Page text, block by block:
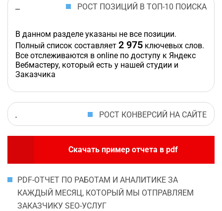
РОСТ ПОЗИЦИЙ В ТОП-10 ПОИСКА
В данном разделе указаны не все позиции.
Полный список составляет 2 975 ключевых слов.
Все отслеживаются в online по доступу к Яндекс
Вебмастеру, который есть у нашей студии и
Заказчика
РОСТ КОНВЕРСИЙ НА САЙТЕ
Скачать пример отчета в pdf
PDF-ОТЧЕТ ПО РАБОТАМ И АНАЛИТИКЕ ЗА
КАЖДЫЙ МЕСЯЦ, КОТОРЫЙ МЫ ОТПРАВЛЯЕМ
ЗАКАЗЧИКУ SEO-УСЛУГ